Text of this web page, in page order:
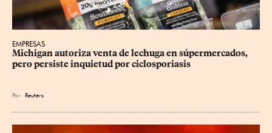
EMPRESAS
Michigan autoriza venta de lechuga en súpermercados,
pero persiste inquietud por ciclosporiasis
Por Reuters